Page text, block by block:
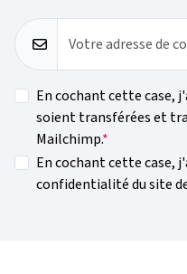
Votre adresse de
En cochant cette case,
soient transférées et
Mailchimp.
En cochant cette case,
confidentialité du site